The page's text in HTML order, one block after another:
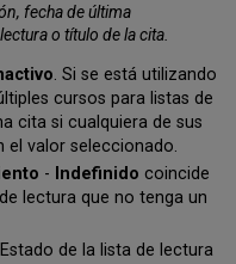
fecha de última
o título de la cita.
. Si se está utilizando
cursos para listas de
cita si cualquiera de sus
valor seleccionado.
- Indefinido coincide
lectura que no tenga un
de la lista de lectura